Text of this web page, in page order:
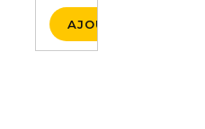
AJOUTER AU PANIER